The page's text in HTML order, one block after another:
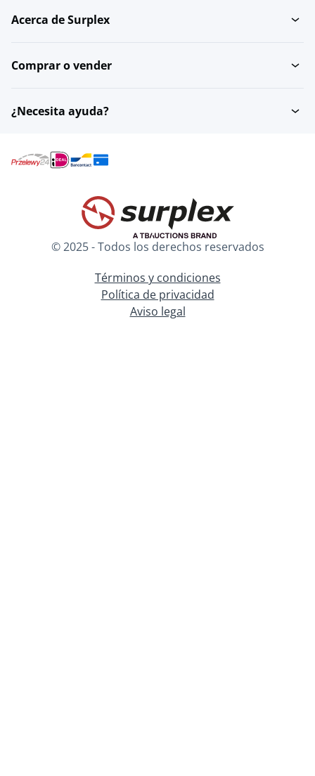
Acerca de Surplex
Comprar o vender
¿Necesita ayuda?
© 2025 - Todos los derechos reservados
Términos y condiciones
Política de privacidad
Aviso legal